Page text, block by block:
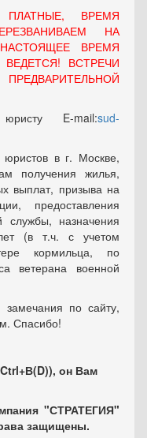
ПЛАТНЫЕ, ВРЕМЯ
НА
ВРЕМЯ
ВСТРЕЧИ
E-mail:sud-
в г. Москве,
получения жилья,
выплат, призыва на
предоставления
службы, назначения
(в т.ч. с учетом
кормильца, по
ветерана военной
по сайту,
Спасибо!
он Вам
"СТРАТЕГИЯ"
защищены.